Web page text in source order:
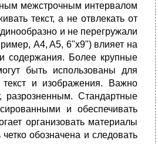
межстрочным интервалом
текст, а не отвлекать от
и не перегружали
A4, A5, 6"x9") влияет на
содержания. Более крупные
быть использованы для
и изображения. Важно
Стандартные
и обеспечивать
организовать материалы
обозначена и следовать